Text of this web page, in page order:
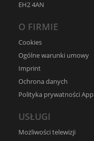
EH2 4AN
O FIRMIE
Cookies
Ogólne warunki umowy
Imprint
Ochrona danych
Polityka prywatności App
USŁUGI
Możliwości telewizji